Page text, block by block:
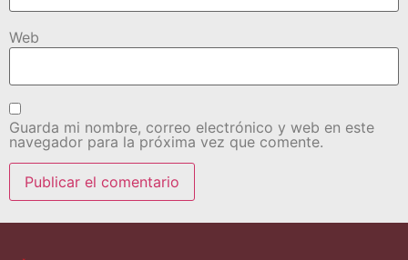
Web
Guarda mi nombre, correo electrónico y web en este
navegador para la próxima vez que comente.